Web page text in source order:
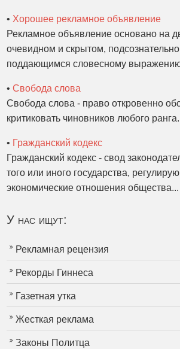
• Хорошее рекламное объявление
Рекламное объявление основано на
очевидном и скрытом,
поддающимся словесному
•Свобода слова
Свобода слова - право откровенно
критиковать чиновников любого
• Гражданский кодекс
Гражданский кодекс - свод
того или иного государства,
экономические отношения общества...
У нас ищут:
Рекламная рецензия
Рекорды Гиннеса
Газетная утка
Жесткая реклама
Законы Политца